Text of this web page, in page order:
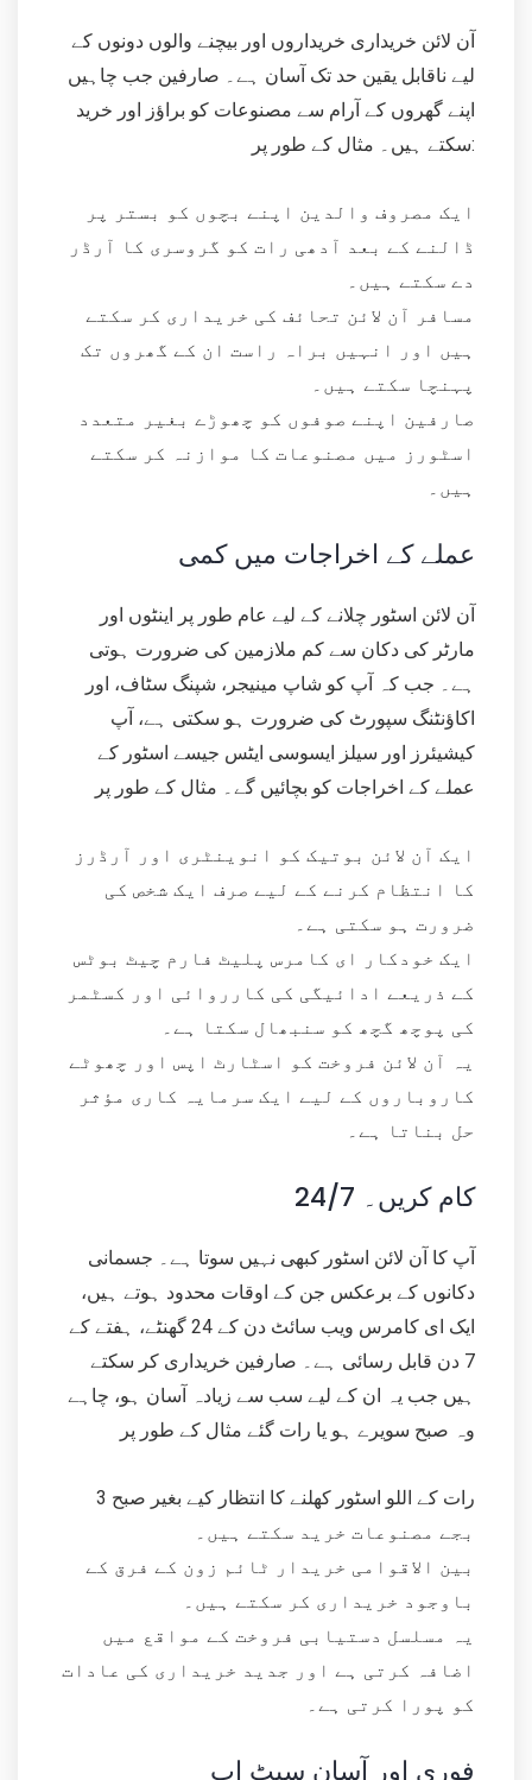
آن لائن خریداری خریداروں اور بیچنے والوں دونوں کے
لیے ناقابل یقین حد تک آسان ہے۔ صارفین جب چاہیں
اپنے گھروں کے آرام سے مصنوعات کو براؤز اور خرید
سکتے ہیں۔ مثال کے طور پر:
ایک مصروف والدین اپنے بچوں کو بستر پر
ڈالنے کے بعد آدھی رات کو گروسری کا آرڈر
دے سکتے ہیں۔
مسافر آن لائن تحائف کی خریداری کر سکتے
ہیں اور انہیں براہ راست ان کے گھروں تک
پہنچا سکتے ہیں۔
صارفین اپنے صوفوں کو چھوڑے بغیر متعدد
اسٹورز میں مصنوعات کا موازنہ کر سکتے
ہیں۔
عملے کے اخراجات میں کمی
آن لائن اسٹور چلانے کے لیے عام طور پر اینٹوں اور
مارٹر کی دکان سے کم ملازمین کی ضرورت ہوتی
ہے۔ جب کہ آپ کو شاپ مینیجر، شپنگ سٹاف، اور
اکاؤنٹنگ سپورٹ کی ضرورت ہو سکتی ہے، آپ
کیشیئرز اور سیلز ایسوسی ایٹس جیسے اسٹور کے
عملے کے اخراجات کو بچائیں گے۔ مثال کے طور پر
ایک آن لائن بوتیک کو انوینٹری اور آرڈرز
کا انتظام کرنے کے لیے صرف ایک شخص کی
ضرورت ہو سکتی ہے۔
ایک خودکار ای کامرس پلیٹ فارم چیٹ بوٹس
کے ذریعے ادائیگی کی کارروائی اور کسٹمر
کی پوچھ گچھ کو سنبھال سکتا ہے۔
یہ آن لائن فروخت کو اسٹارٹ اپس اور چھوٹے
کاروباروں کے لیے ایک سرمایہ کاری مؤثر
حل بناتا ہے۔
24/7 کام کریں۔
آپ کا آن لائن اسٹور کبھی نہیں سوتا ہے۔ جسمانی
دکانوں کے برعکس جن کے اوقات محدود ہوتے ہیں،
ایک ای کامرس ویب سائٹ دن کے 24 گھنٹے، ہفتے کے
7 دن قابل رسائی ہے۔ صارفین خریداری کر سکتے
ہیں جب یہ ان کے لیے سب سے زیادہ آسان ہو، چاہے
وہ صبح سویرے ہو یا رات گئے مثال کے طور پر
رات کے اللو اسٹور کھلنے کا انتظار کیے بغیر صبح 3
بجے مصنوعات خرید سکتے ہیں۔
بین الاقوامی خریدار ٹائم زون کے فرق کے
باوجود خریداری کر سکتے ہیں۔
یہ مسلسل دستیابی فروخت کے مواقع میں
اضافہ کرتی ہے اور جدید خریداری کی عادات
کو پورا کرتی ہے۔
فوری اور آسان سیٹ اپ